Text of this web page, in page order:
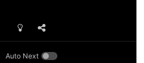
Auto Next